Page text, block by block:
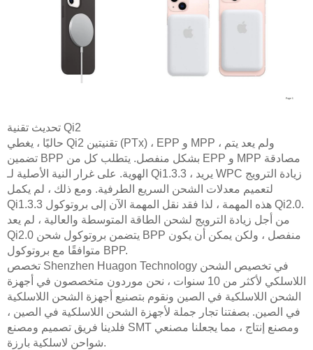
تحديث تقنية Qi2
حاليًا ، يغطي Qi2 تقنيتين (PTx) ، EPP و MPP ، ولم يعد يتم
تضمين BPP بشكل منفصل. يتطلب كل من EPP و MPP مصادقة
الهوية. على غرار النية الأصلية لـ Qi1.3.3 ، يريد WPC زيادة الترويج
لتعميم معدلات الشحن السريع الطرفية. ومع ذلك ، لم يكمل
Qi1.3.3 هذه المهمة ، لذا فقد نقل المهمة الآن إلى بروتوكول Qi2.0.
من أجل زيادة الترويج لشحن الطاقة المتوسطة والعالية ، لم يعد
Qi2.0 يتضمن بروتوكول شحن BPP منفصل ، ولكن يمكن أن يكون
متوافقًا مع بروتوكول BPP.
تخصص Shenzhen Huagon Technology في تخصيص الشحن
اللاسلكي لأكثر من 10 سنوات ، نحن موردون متخصصون في أجهزة
الشحن اللاسلكية في الصين ونقوم بتصنيع أجهزة الشحن اللاسلكية
في الصين. بصفتنا تجار جملة لأجهزة الشحن اللاسلكية في الصين ،
فلدينا فريق تصميم ومصنع SMT ومصنع إنتاج ، مما يجعلنا مصنعي
شواحن لاسلكية بارزة.